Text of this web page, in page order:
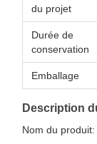
du projet
Durée de
conservation
Emballage
Description
Nom du produit: